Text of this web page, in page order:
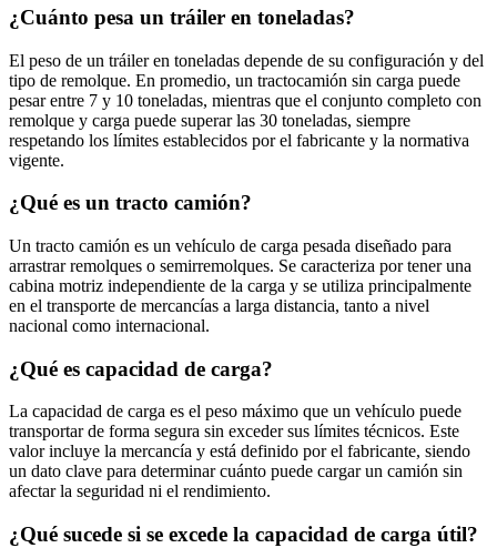
¿Cuánto pesa un tráiler en toneladas?
El peso de un tráiler en toneladas depende de su configuración y del
tipo de remolque. En promedio, un tractocamión sin carga puede
pesar entre 7 y 10 toneladas, mientras que el conjunto completo con
remolque y carga puede superar las 30 toneladas, siempre
respetando los límites establecidos por el fabricante y la normativa
vigente.
¿Qué es un tracto camión?
Un tracto camión es un vehículo de carga pesada diseñado para
arrastrar remolques o semirremolques. Se caracteriza por tener una
cabina motriz independiente de la carga y se utiliza principalmente
en el transporte de mercancías a larga distancia, tanto a nivel
nacional como internacional.
¿Qué es capacidad de carga?
La capacidad de carga es el peso máximo que un vehículo puede
transportar de forma segura sin exceder sus límites técnicos. Este
valor incluye la mercancía y está definido por el fabricante, siendo
un dato clave para determinar cuánto puede cargar un camión sin
afectar la seguridad ni el rendimiento.
¿Qué sucede si se excede la capacidad de carga útil?